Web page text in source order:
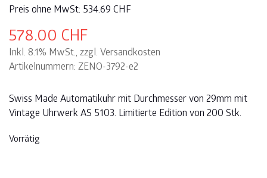
Preis ohne MwSt: 534.69 CHF
578.00 CHF
Inkl. 8.1% MwSt., zzgl. Versandkosten
Artikelnummern: ZENO-3792-e2
Swiss Made Automatikuhr mit Durchmesser von 29mm mit
Vintage Uhrwerk AS 5103. Limitierte Edition von 200 Stk.
Vorrätig